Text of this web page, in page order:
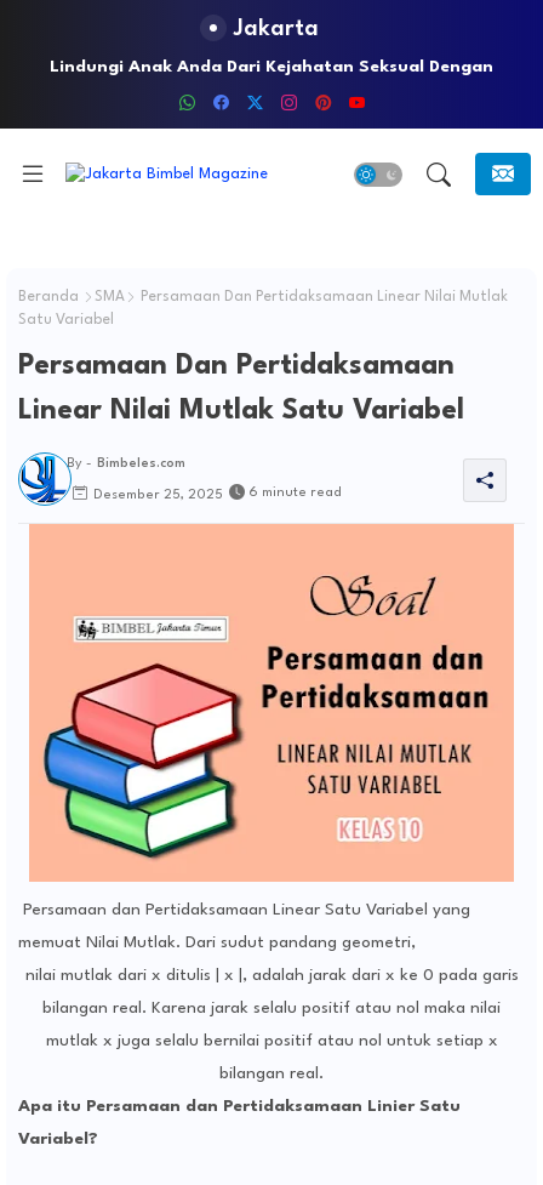
Jakarta
Tabayyun atau tatsabbut (cross check)
Beranda SMA
Persamaan Dan Pertidaksamaan Linear Nilai Mutlak
Satu Variabel
Persamaan Dan Pertidaksamaan
Linear Nilai Mutlak Satu Variabel
By - Bimbeles.com
Desember 25, 2025 6 minute read
Persamaan dan Pertidaksamaan Linear Satu Variabel yang
memuat Nilai Mutlak. Dari sudut pandang geometri,
nilai mutlak dari x ditulis | x |, adalah jarak dari x ke 0 pada garis
bilangan real. Karena jarak selalu positif atau nol maka nilai
mutlak x juga selalu bernilai positif atau nol untuk setiap x
bilangan real.
Apa itu Persamaan dan Pertidaksamaan Linier Satu
Variabel?